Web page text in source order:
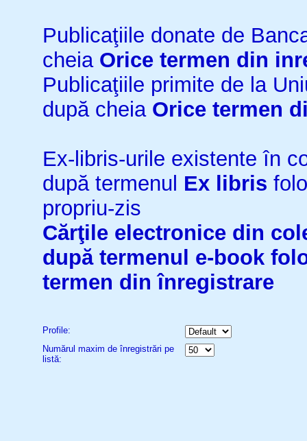
Publicaţiile donate de
cheia Orice termen din
Publicaţiile primite de la
după cheia Orice termen
Ex-libris-urile existente în
după termenul Ex libris
propriu-zis
Cărţile electronice din
după termenul e-book
termen din înregistrare
Profile:
Numărul maxim de înregistrări pe
listă: